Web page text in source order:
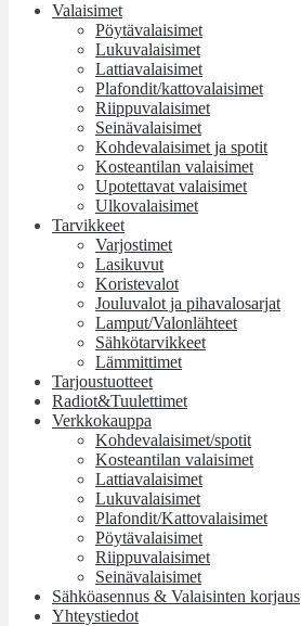
Valaisimet
Pöytävalaisimet
Lukuvalaisimet
Lattiavalaisimet
Plafondit/kattovalaisimet
Riippuvalaisimet
Seinävalaisimet
Kohdevalaisimet ja spotit
Kosteantilan valaisimet
Upotettavat valaisimet
Ulkovalaisimet
Tarvikkeet
Varjostimet
Lasikuvut
Koristevalot
Jouluvalot ja pihavalosarjat
Lamput/Valonlähteet
Sähkötarvikkeet
Lämmittimet
Tarjoustuotteet
Radiot&Tuulettimet
Verkkokauppa
Kohdevalaisimet/spotit
Kosteantilan valaisimet
Lattiavalaisimet
Lukuvalaisimet
Plafondit/Kattovalaisimet
Pöytävalaisimet
Riippuvalaisimet
Seinävalaisimet
Sähköasennus & Valaisinten korjaus
Yhteystiedot